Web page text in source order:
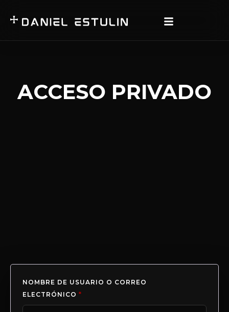
ACCESO PRIVADO
NOMBRE DE USUARIO O CORREO
ELECTRÓNICO *